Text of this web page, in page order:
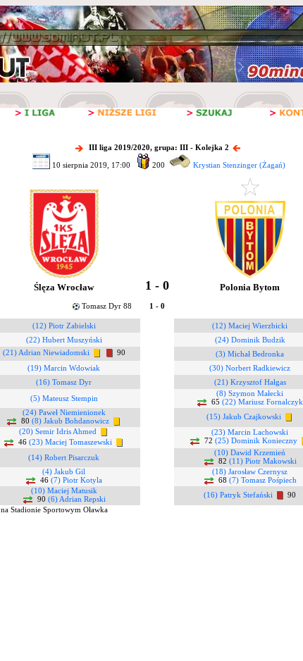
III liga 2019/2020, grupa: III - Kolejka 2
10 sierpnia 2019, 17:00 200 Krystian Stenzinger (Żagań)
Ślęza Wrocław 1 - 0 Polonia Bytom
Tomasz Dyr 88 1 - 0
(12) Piotr Zabielski
(12) Maciej Wierzbicki
(22) Hubert Muszyński
(24) Dominik Budzik
(21) Adrian Niewiadomski
90
(3) Michał Bedronka
(19) Marcin Wdowiak
(30) Norbert Radkiewicz
(16) Tomasz Dyr
(21) Krzysztof Hałgas
(5) Mateusz Stempin
(8) Szymon Małecki
65 (22) Mariusz Fornalczyk
(24) Paweł Niemienionek
80 (8) Jakub Bohdanowicz
(15) Jakub Czajkowski
(20) Semir Idris Ahmed
46 (23) Maciej Tomaszewski
(23) Marcin Lachowski
72 (25) Dominik Konieczny
(14) Robert Pisarczuk
(10) Dawid Krzemień
82 (11) Piotr Makowski
(4) Jakub Gil
46 (7) Piotr Kotyla
(18) Jarosław Czernysz
68 (7) Tomasz Pośpiech
(10) Maciej Matusik
90 (6) Adrian Repski (16) Patryk Stefański
90
na Stadionie Sportowym Oławka